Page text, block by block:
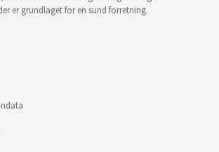
er grundlaget for en sund forretning.